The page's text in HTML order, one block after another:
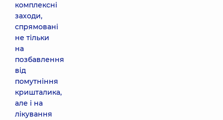
комплексні
заходи,
спрямовані
не тільки
на
позбавлення
від
помутніння
кришталика,
але і на
лікування